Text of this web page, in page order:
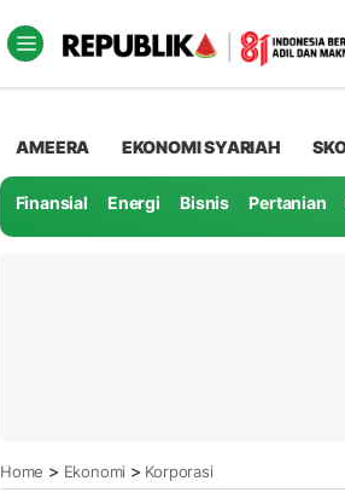
AMEERA EKONOMI SYARIAH
Finansial Energi Bisnis Pertanian
Home > Ekonomi > Korporasi